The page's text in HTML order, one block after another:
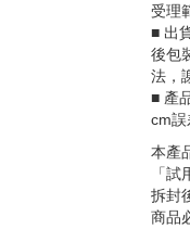
受理
■ 出
後包
法，
■ 產
cm誤
本產
「
拆封
商品